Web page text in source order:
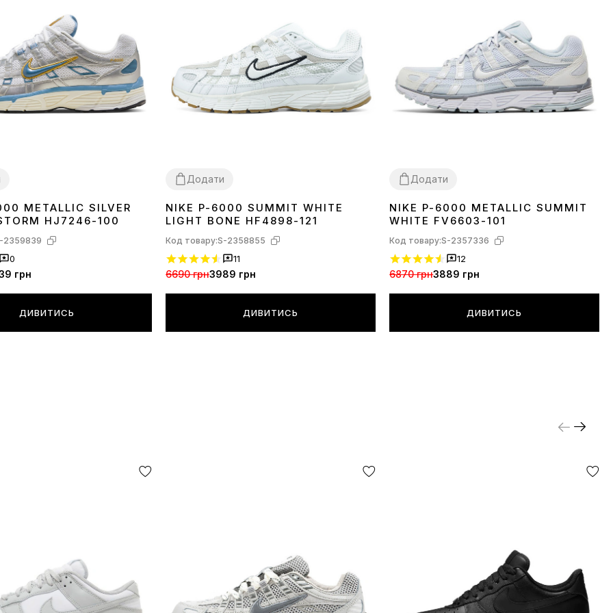
42 4344
METALLIC SILVER
HJ7246-100
2359839
0
грн
ДИВИТИСЬ
Додати
3637 38 3940 41 42 4344
NIKE P-6000 SUMMIT WHITE
LIGHT BONE HF4898-121
Код товару:S-2358855
11
6690 грн3989 грн
ДИВИТИСЬ
Додати
3637 38 3940 41 4243 4445
NIKE P-6000 METALLIC SUMMIT
WHITE FV6603-101
Код товару:S-2357336
12
6870 грн3889 грн
ДИВИТИСЬ